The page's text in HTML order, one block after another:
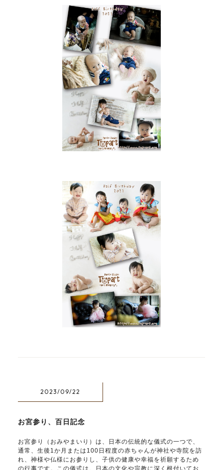
2023/09/22
お宮参り、百日記念
お宮参り（おみやまいり）は、日本の伝統的な儀式の一つで、
通常、生後1か月または100日程度の赤ちゃんが神社や寺院を訪
れ、神様や仏様にお参りし、子供の健康や幸福を祈願するため
の行事です。この儀式は、日本の文化や宗教に深く根付いてお